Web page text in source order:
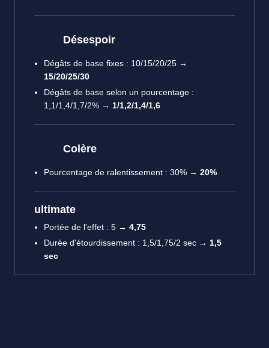
Désespoir
Dégâts de base fixes : 10/15/20/25 →
15/20/25/30
Dégâts de base selon un pourcentage :
1,1/1,4/1,7/2% → 1/1,2/1,4/1,6
Colère
Pourcentage de ralentissement : 30% → 20%
ultimate
Portée de l'effet : 5 → 4,75
Durée d'étourdissement : 1,5/1,75/2 sec → 1,5
sec